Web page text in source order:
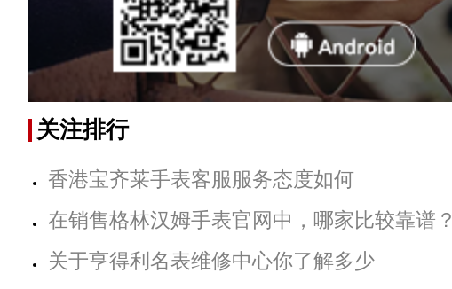
关注排行
香港宝齐莱手表客服服务态度如何
在销售格林汉姆手表官网中，哪家比较靠谱？
关于亨得利名表维修中心你了解多少